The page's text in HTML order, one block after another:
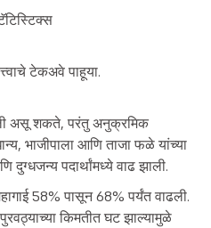
टेकअवे पाहूया.
असू शकते, परंतु अनुक्रमिक
भाजीपाला आणि ताजा फळे यांच्या
दुग्धजन्य पदार्थांमध्ये वाढ झाली.
58% पासून 68% पर्यंत वाढली.
किमतीत घट झाल्यामुळे